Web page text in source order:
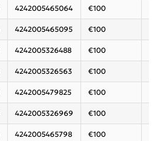
4242005465064 €100
4242005465095 €100
4242005326488 €100
4242005326563 €100
4242005479825 €100
4242005326969 €100
4242005465798 €100